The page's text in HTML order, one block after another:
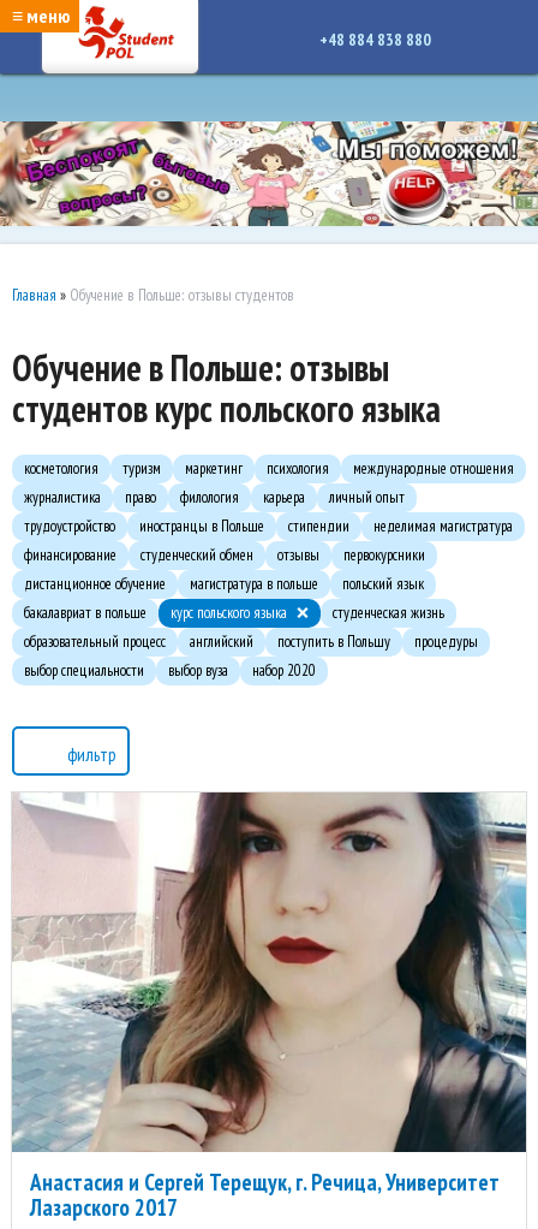
google-site-verification: google7a917c261df1566b.htmlgoogle-site-verification:
google7a917c261df1566b.html
≡ меню
+48 884 838 880
Главная » Обучение в Польше: отзывы студентов
Обучение в Польше: отзывы
студентов курс польского языка
косметология туризм маркетинг психология
международные отношения
журналистика
право филология карьера
личный опыт
трудоустройство
иностранцы в Польше стипендии
неделимая магистратура
финансирование
студенческий обмен отзывы
первокурсники
дистанционное обучение
магистратура в польше
польский язык
бакалавриат в польше
курс польского языка
студенческая жизнь
образовательный процесс
английский поступить в Польшу
процедуры
выбор специальности
выбор вуза набор 2020
фильтр
Анастасия и Сергей Терещук, г. Речица, Университет
Лазарского 2017